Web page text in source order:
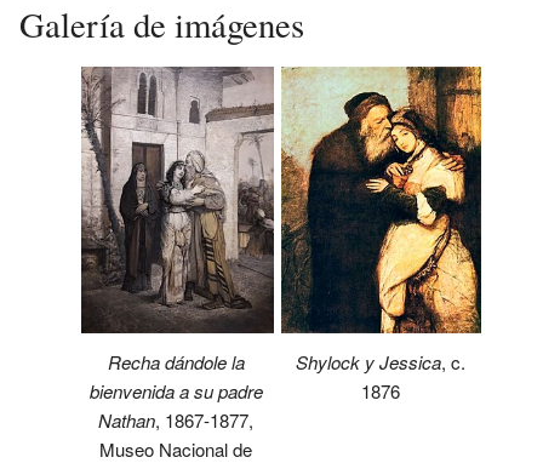
Galería de imágenes
Recha dándole la
bienvenida a su padre
Nathan, 1867-1877,
Museo Nacional de
Shylock y Jessica, c.
1876